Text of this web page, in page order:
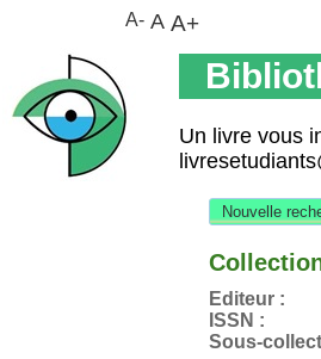
Un livre vous
Nouvelle
Editeur :
ISSN :
Sous-
A- A A+